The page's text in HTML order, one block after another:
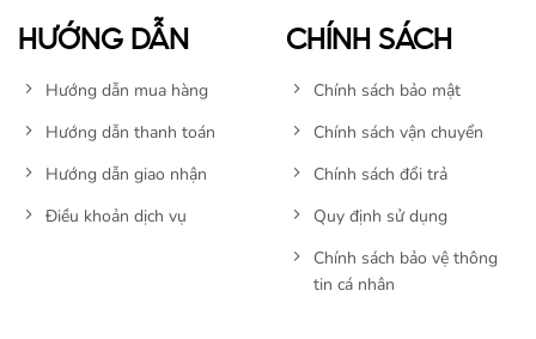
HƯỚNG DẪN
Hướng dẫn mua hàng
Hướng dẫn thanh toán
Hướng dẫn giao nhận
Điều khoản dịch vụ
CHÍNH SÁCH
Chính sách bảo mật
Chính sách vận chuyển
Chính sách đổi trả
Quy định sử dụng
Chính sách bảo vệ thông
tin cá nhân